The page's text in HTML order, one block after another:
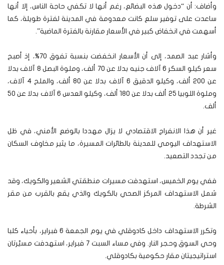
وأضاف: أن “دخول هذه البضائع، رغم أنها لا تكفي حاجة الناس، إلا أنها
ساعدت على توفير سلع كانت معدومة في المدينة لفترة طويلة، كما
أسهمت في انخفاض كبير في الأسعار مقارنة بالفترة الماضية”.
وأشار عبد الصمد، إلى أن الأسعار انخفضت بنسبة تفوق 70%، إذ أصبح
سعر كيلو السكر 6 آلاف جنيه بدلا عن 70 ألف، وملوة البصل 8 آلاف بدلا
عن 200 ألف، وكيلو الدقيق 6 آلاف بدلا عن 80 ألف، والملح 4 آلاف،
وملوة اللوبيا 25 ألف بدلا عن 180 ألف، وكيلو العدس 6 آلاف بدلا عن 50
ألف.
غير أن هذا الانفراج الاقتصادي لا يزال مهددا بالوضع الأمني، في ظل
الاستهداف اليومي للمدينة بالطائرات المسيرة، ما يثير مخاوف السكان
من تجدد التصعيد.
ففي يوم الخميس، استهدفت مسيرات منطقتي الشعير والكويك، وقد
شمل الاستهداف المركز الصحي بالكويك والذي يقع بالقرب من مقر
الشرطة.
وتكرر الاستهداف داخل كادوقلي في يوم الجمعة 6 فبراير، بأحياء كلبا
وحي السوق وحجر النار. وفي مساء السبت 7 فبراير، استهدفت مسيّرتان
استراتيجيتان مقار حكومية بكادوقلي.